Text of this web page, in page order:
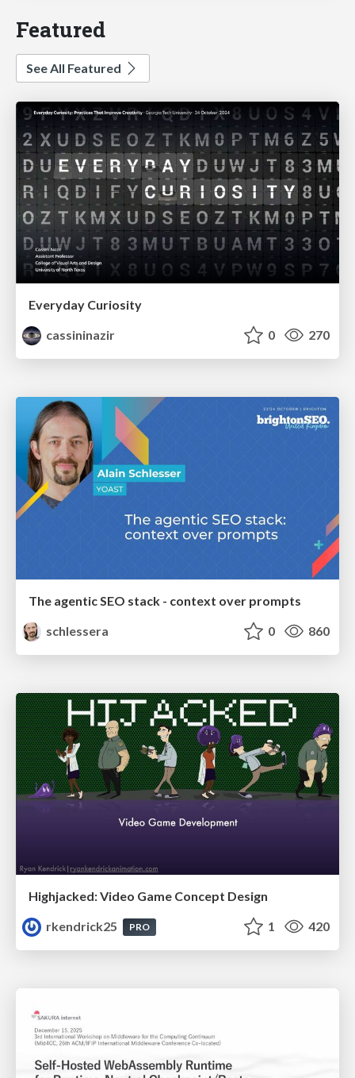
Featured
See All Featured
Everyday Curiosity
cassininazir
0 270
The agentic SEO stack - context over prompts
schlessera
0 860
Highjacked: Video Game Concept Design
rkendrick25
PRO 1 420